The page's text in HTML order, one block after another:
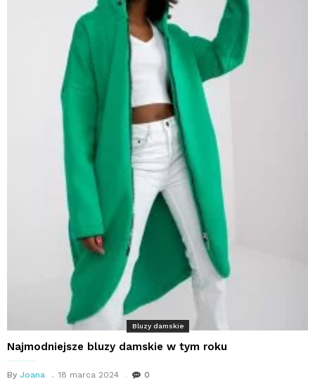
Bluzy damskie
Najmodniejsze bluzy damskie w tym roku
By Joana 18 marca 2024 0